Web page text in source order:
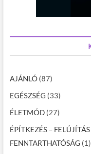
AJÁNLÓ(87)
EGÉSZSÉG (33)
ÉLETMÓD(27)
ÉPÍTKEZÉS – FELÚJÍTÁS
FENNTARTHATÓSÁG (1)